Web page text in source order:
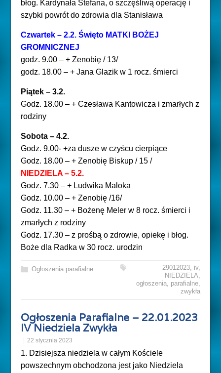
błog. Kardynała Stefana, o szczęśliwą operację i
szybki powrót do zdrowia dla Stanisława
Czwartek – 2.2. Święto MATKI BOŻEJ
GROMNICZNEJ
godz. 9.00 – + Zenobię / 13/
godz. 18.00 – + Jana Glazik w 1 rocz. śmierci
Piątek – 3.2.
Godz. 18.00 – + Czesława Kantowicza i zmarłych z
rodziny
Sobota – 4.2.
Godz. 9.00- +za dusze w czyścu cierpiące
Godz. 18.00 – + Zenobię Biskup / 15 /
NIEDZIELA – 5.2.
Godz. 7.30 – + Ludwika Maloka
Godz. 10.00 – + Zenobię /16/
Godz. 11.30 – + Bożenę Meler w 8 rocz. śmierci i
zmarłych z rodziny
Godz. 17.30 – z prośbą o zdrowie, opiekę i błog.
Boże dla Radka w 30 rocz. urodzin
Ogłoszenia parafialne 29012023, iv,
NIEDZIELA,
ogłoszenia, parafialne,
zwykła
Ogłoszenia Parafialne – 22.01.2023
IV Niedziela Zwykła
22 stycznia 2023
1. Dzisiejsza niedziela w całym Kościele
powszechnym obchodzona jest jako Niedziela